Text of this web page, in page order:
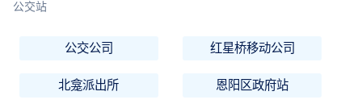
公交站
公交公司 红星桥移动公司
北龛派出所 恩阳区政府站